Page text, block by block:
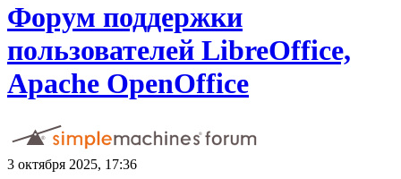
Форум поддержки
пользователей LibreOffice,
Apache OpenOffice
3 октября 2025, 17:36